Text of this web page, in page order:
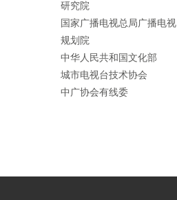
研究院
国家广播电视总局广播电视
规划院
中华人民共和国文化部
城市电视台技术协会
中广协会有线委